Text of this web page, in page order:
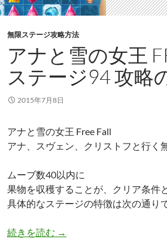
無限ステージ攻略方法
アナと雪の女王
ステージ94 攻略
2015年7月8日
アナと雪の女王 Free Fall
アナ、スヴェン、クリストフと行く
ムーブ数40以内に
果物を収穫することが、クリア条件
具体的なステージの特徴は次の通り
続きを読む アナと雪の女王 Free Fall
→